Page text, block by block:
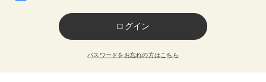
パスワードをお忘れの方はこちら